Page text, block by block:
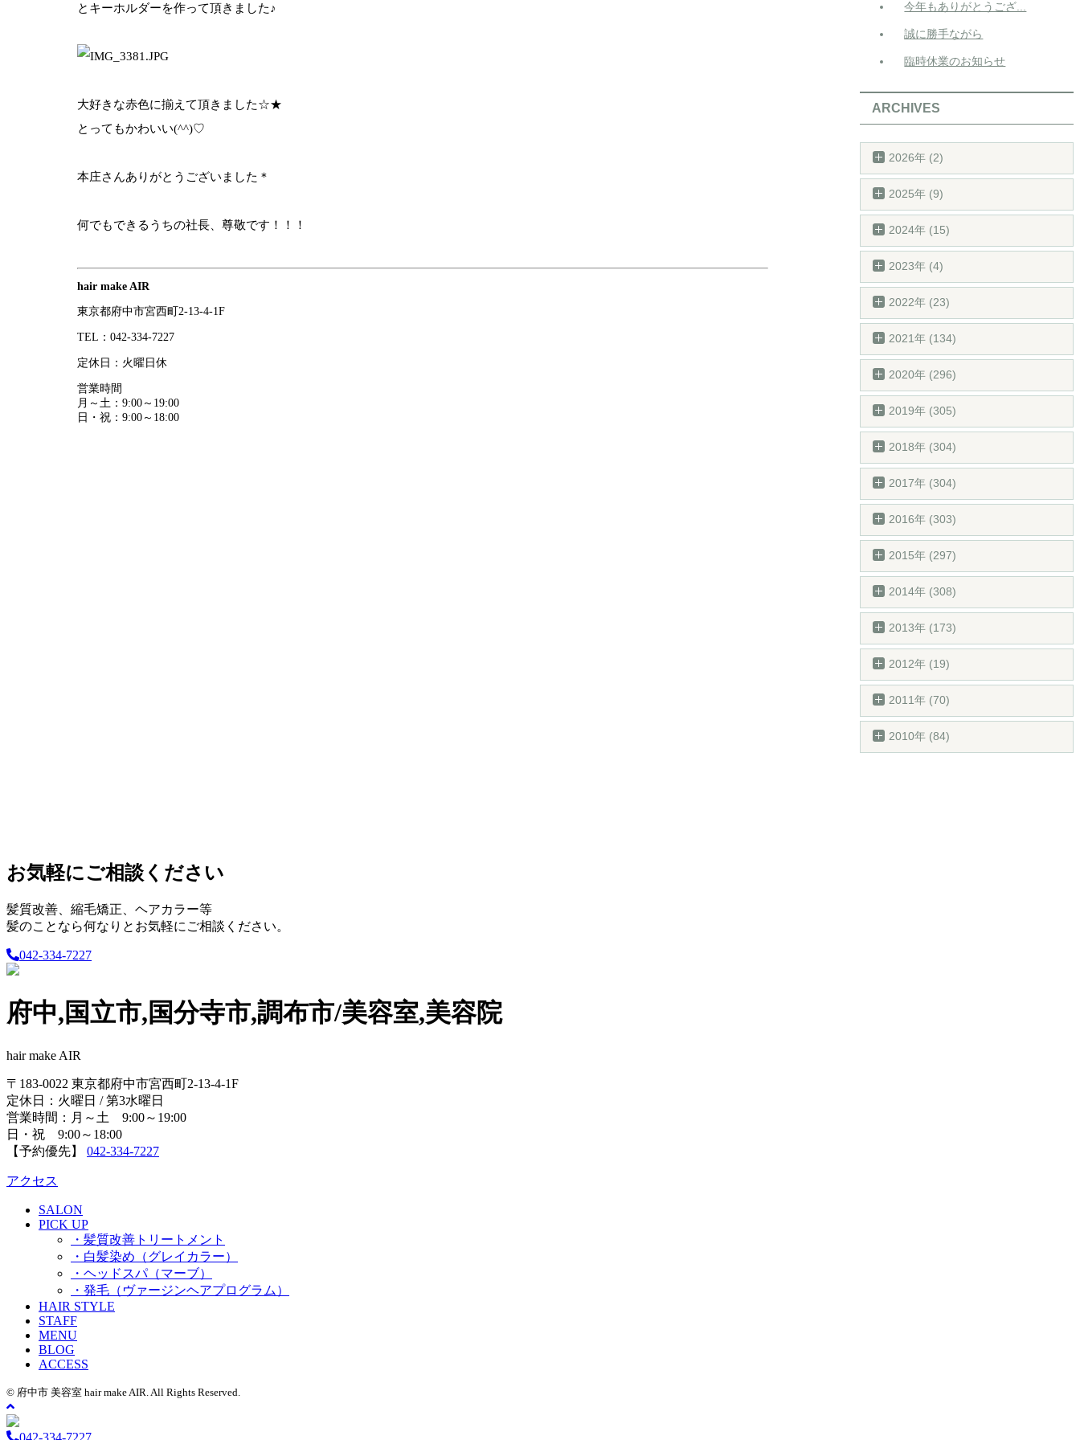
とキーホルダーを作って頂きました♪
大好きな赤色に揃えて頂きました☆★
とってもかわいい(^^)♡
本庄さんありがとうございました＊
何でもできるうちの社長、尊敬です！！！
hair make AIR
東京都府中市宮西町2-13-4-1F
TEL：042-334-7227
定休日：火曜日休
営業時間
月～土：9:00～19:00
日・祝：9:00～18:00
今年もありがとうござ...
誠に勝手ながら
臨時休業のお知らせ
ARCHIVES
2026年 (2)
2025年 (9)
2024年 (15)
2023年 (4)
2022年 (23)
2021年 (134)
2020年 (296)
2019年 (305)
2018年 (304)
2017年 (304)
2016年 (303)
2015年 (297)
2014年 (308)
2013年 (173)
2012年 (19)
2011年 (70)
2010年 (84)
お気軽にご相談ください
髪質改善、縮毛矯正、ヘアカラー等
髪のことなら何なりとお気軽にご相談ください。
042-334-7227
府中,国立市,国分寺市,調布市/美容室,美容院
hair make AIR
〒183-0022 東京都府中市宮西町2-13-4-1F
定休日：火曜日 / 第3水曜日
営業時間：月～土 9:00～19:00
日・祝 9:00～18:00
【予約優先】 042-334-7227
アクセス
SALON
PICK UP
・髪質改善トリートメント
・白髪染め（グレイカラー）
・ヘッドスパ（マーブ）
・発毛（ヴァージンヘアプログラム）
HAIR STYLE
STAFF
MENU
BLOG
ACCESS
© 府中市 美容室 hair make AIR. All Rights Reserved.
042-334-7227